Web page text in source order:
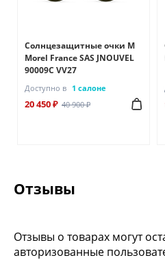
Солнцезащитные очки M
Morel France SAS JNOUVEL
90009C VV27
Доступно в 1 салоне
20 450 ₽ 40 900 ₽
Отзывы
Отзывы о товарах могут
авторизованные